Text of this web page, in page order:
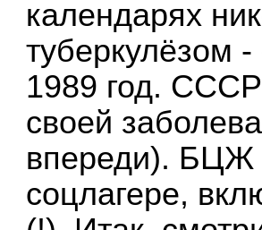
календарях
туберкулёзом
1989 год.
своей
впереди). БЦЖ
соцлагере,